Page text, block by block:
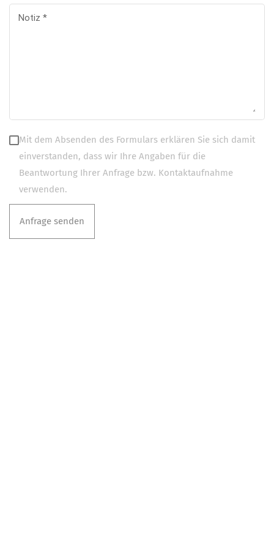
Notiz *
Mit dem Absenden des Formulars erklären Sie sich damit
einverstanden, dass wir Ihre Angaben für die
Beantwortung Ihrer Anfrage bzw. Kontaktaufnahme
verwenden.
Anfrage senden